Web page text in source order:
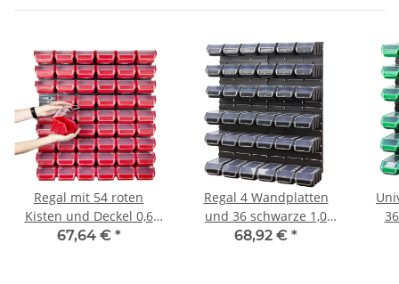
Regal mit 54 roten
Kisten und Deckel 0,6
Liter
67,64 € *
Regal 4 Wandplatten
und 36 schwarze 1,0
Liter Deckel
68,92 € *